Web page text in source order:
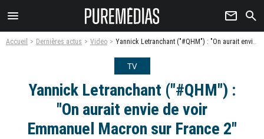
menu newsletter search
Accueil Dernières actus Video Yannick Letranchant ("#QHM") : "On aurait envie de voir Emmanuel Macron sur France 2"
TV
Yannick Letranchant ("#QHM") :
"On aurait envie de voir
Emmanuel Macron sur France 2"